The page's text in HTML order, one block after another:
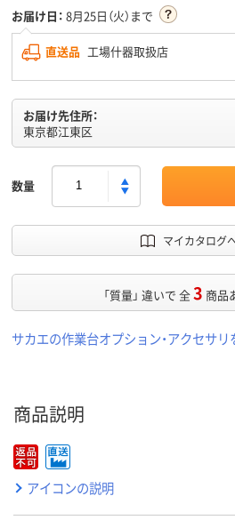
お届け日： 8月25日（火）まで
直送品 工場什器取扱店
お届け先住所：
東京都江東区
数量
マイカタログ
「質量」 違いで 全3 商品
サカエの作業台オプション・アクセサリ
商品説明
アイコンの説明